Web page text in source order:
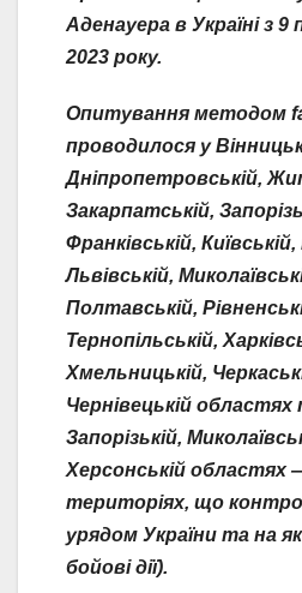
Аденауера в Україні з
2023 року.
Опитування методом
проводилося у
Дніпропетровській,
Закарпатській,
Франківській,
Львівській,
Полтавській,
Тернопільській,
Хмельницькій,
Чернівецькій областях
Запорізькій,
Херсонській
територіях, що
урядом України та на
бойові дії).